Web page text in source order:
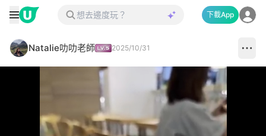
下載App
Natalie叻叻老師 2025/10/31